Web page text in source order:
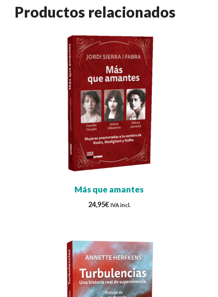
Productos relacionados
Más que amantes
24,95€ IVA incl.